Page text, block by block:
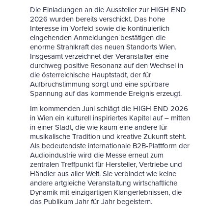
Die Einladungen an die Aussteller zur HIGH END
2026 wurden bereits verschickt. Das hohe
Interesse im Vorfeld sowie die kontinuierlich
eingehenden Anmeldungen bestätigen die
enorme Strahlkraft des neuen Standorts Wien.
Insgesamt verzeichnet der Veranstalter eine
durchweg positive Resonanz auf den Wechsel in
die österreichische Hauptstadt, der für
Aufbruchstimmung sorgt und eine spürbare
Spannung auf das kommende Ereignis erzeugt.
Im kommenden Juni schlägt die HIGH END 2026
in Wien ein kulturell inspiriertes Kapitel auf – mitten
in einer Stadt, die wie kaum eine andere für
musikalische Tradition und kreative Zukunft steht.
Als bedeutendste internationale B2B-Plattform der
Audioindustrie wird die Messe erneut zum
zentralen Treffpunkt für Hersteller, Vertriebe und
Händler aus aller Welt. Sie verbindet wie keine
andere artgleiche Veranstaltung wirtschaftliche
Dynamik mit einzigartigen Klangerlebnissen, die
das Publikum Jahr für Jahr begeistern.